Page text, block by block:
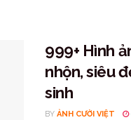
999+ Hình
nhộn, siêu
sinh
BY ẢNH CƯỜI VIỆT